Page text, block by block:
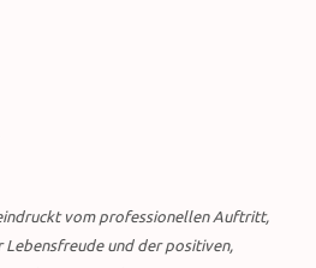
vom professionellen Auftritt,
und der positiven,